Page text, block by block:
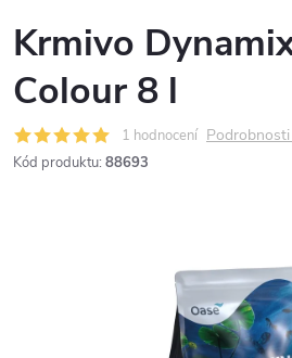
Krmivo
Colour 8 l
1 hodnocení
Kód produktu: 88693